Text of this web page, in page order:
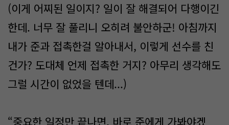
(이게 어찌된 일이지? 일이 잘 해결되어 다행이긴
한데. 너무 잘 풀리니 오히려 불안하군! 아침까지
내가 준과 접촉한걸 알아내서, 이렇게 선수를 친
건가? 도대체 언제 접촉한 거지? 아무리 생각해도
그럴 시간이 없었을 텐데...)
“중요한 일정만 끝나면, 바로 준에게 가봐야겠